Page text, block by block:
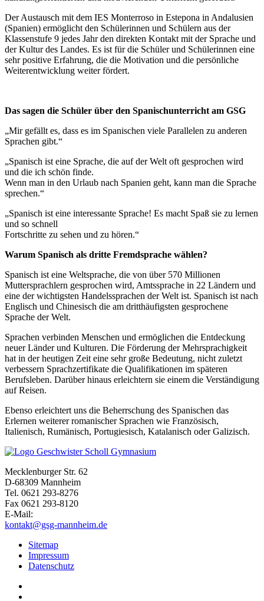
Der Austausch mit dem IES Monterroso in Estepona in Andalusien
(Spanien) ermöglicht den Schülerinnen und Schülern aus der
Klassenstufe 9 jedes Jahr den direkten Kontakt mit der Sprache und
der Kultur des Landes. Es ist für die Schüler und Schülerinnen eine
sehr positive Erfahrung, die die Motivation und die persönliche
Weiterentwicklung weiter fördert.
Das sagen die Schüler über den Spanischunterricht am GSG
„Mir gefällt es, dass es im Spanischen viele Parallelen zu anderen
Sprachen gibt.“
„Spanisch ist eine Sprache, die auf der Welt oft gesprochen wird
und die ich schön finde.
Wenn man in den Urlaub nach Spanien geht, kann man die Sprache
sprechen.“
„Spanisch ist eine interessante Sprache! Es macht Spaß sie zu lernen
und so schnell
Fortschritte zu sehen und zu hören.“
Warum Spanisch als dritte Fremdsprache wählen?
Spanisch ist eine Weltsprache, die von über 570 Millionen
Muttersprachlern gesprochen wird, Amtssprache in 22 Ländern und
eine der wichtigsten Handelssprachen der Welt ist. Spanisch ist nach
Englisch und Chinesisch die am dritthäufigsten gesprochene
Sprache der Welt.
Sprachen verbinden Menschen und ermöglichen die Entdeckung
neuer Länder und Kulturen. Die Förderung der Mehrsprachigkeit
hat in der heutigen Zeit eine sehr große Bedeutung, nicht zuletzt
verbessern Sprachzertifikate die Qualifikationen im späteren
Berufsleben. Darüber hinaus erleichtern sie einem die Verständigung
auf Reisen.
Ebenso erleichtert uns die Beherrschung des Spanischen das
Erlernen weiterer romanischer Sprachen wie Französisch,
Italienisch, Rumänisch, Portugiesisch, Katalanisch oder Galizisch.
Mecklenburger Str. 62
D-68309 Mannheim
Tel. 0621 293-8276
Fax 0621 293-8120
E-Mail:
kontakt@gsg-mannheim.de
Sitemap
Impressum
Datenschutz